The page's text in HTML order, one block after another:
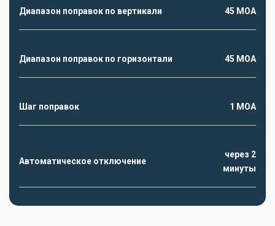
Диапазон поправок по вертикали 45 MOA
Диапазон поправок по горизонтали 45 MOA
Шаг поправок 1 MOA
Автоматическое отключение
через 2
минуты